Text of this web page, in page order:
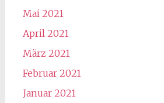
Mai 2021
April 2021
März 2021
Februar 2021
Januar 2021